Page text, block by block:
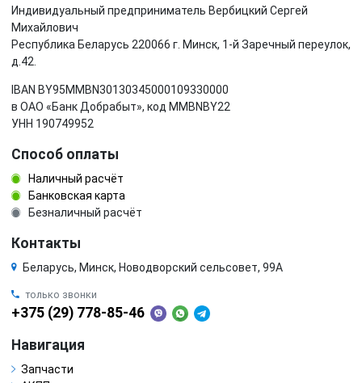
Индивидуальный предприниматель Вербицкий Сергей
Михайлович
Республика Беларусь 220066 г. Минск, 1-й Заречный переулок,
д.42.
IBAN BY95MMBN30130345000109330000
в ОАО «Банк Добрабыт», код MMBNBY22
УНН 190749952
Способ оплаты
Наличный расчёт
Банковская карта
Безналичный расчёт
Контакты
Беларусь, Минск, Новодворский сельсовет, 99А
только звонки
+375 (29) 778-85-46
Навигация
Запчасти